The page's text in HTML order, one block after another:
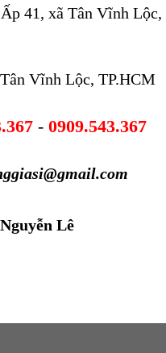
41, xã Tân Vĩnh Lộc,
Vĩnh Lộc, TP.HCM
- 0909.543.367
Nguyễn Lê